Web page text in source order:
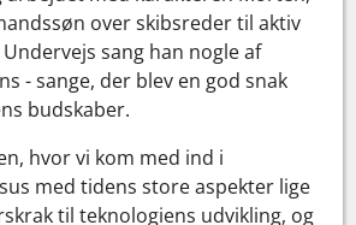
over skibsreder til aktiv
sang han nogle af
- sange, der blev en god snak
budskaber.
hvor vi kom med ind i
med tidens store aspekter lige
til teknologiens udvikling, og